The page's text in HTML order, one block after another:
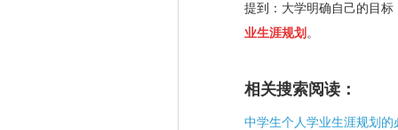
提到：大学明确自己的目
业生涯规划 。
相关搜索阅读：
中学生个人学业生涯规划的